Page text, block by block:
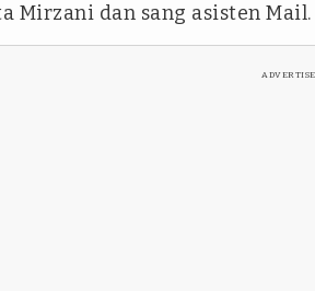
Mirzani dan sang asisten Mail.